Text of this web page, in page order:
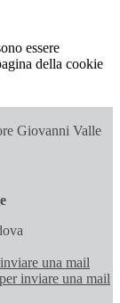
essere
della cookie
Giovanni Valle
una mail
inviare una mail